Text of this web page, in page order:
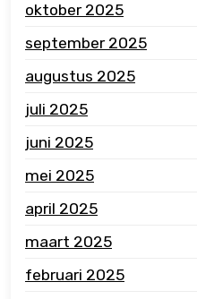
oktober 2025
september 2025
augustus 2025
juli 2025
juni 2025
mei 2025
april 2025
maart 2025
februari 2025